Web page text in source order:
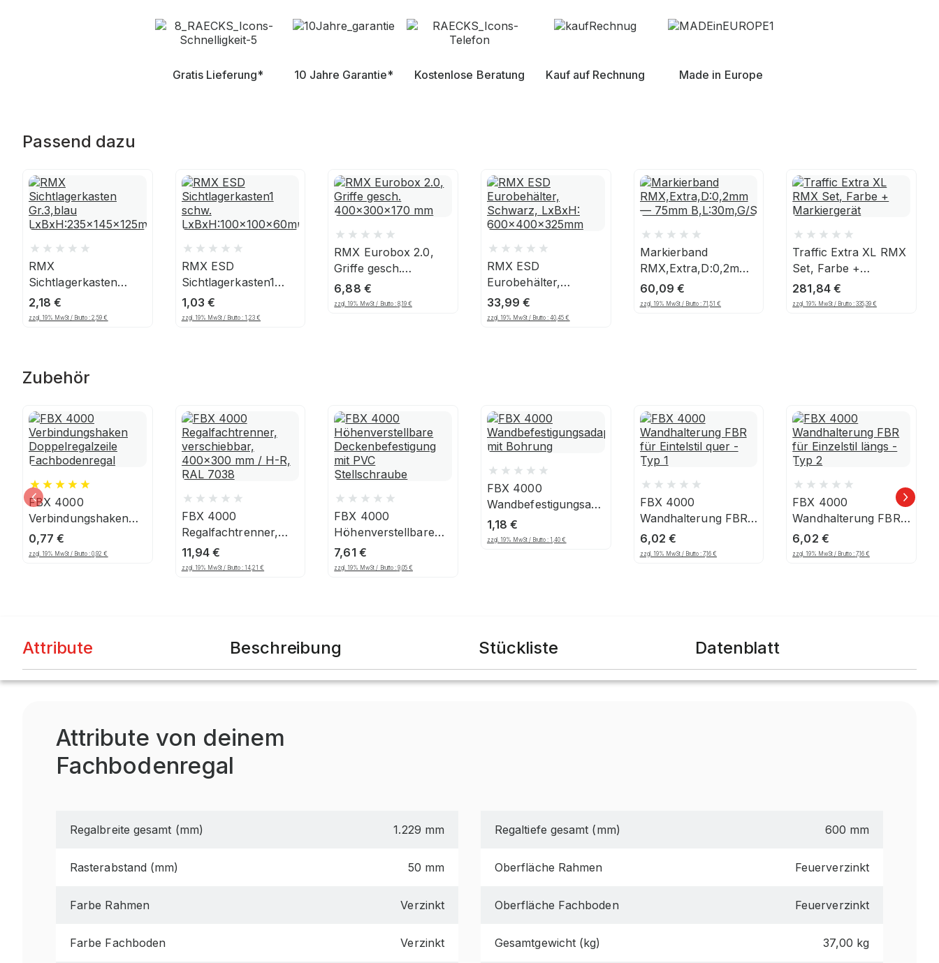
Gratis Lieferung* 10 Jahre Garantie* Kostenlose Beratung Kauf auf Rechnung Made in Europe
Passend dazu
RMX
Sichtlagerkasten
Gr.3,blau
LxBxH:235x145x125mm
2,18€
zzgl. 19% MwSt / Brutto :2,59€
RMX ESD
Sichtlagerkasten1
schw.
LxBxH:100x100x60mm
1,03€
zzgl. 19% MwSt / Brutto : 1,23€
RMX Eurobox 2.0,
Griffe gesch.
400x300x170 mm
6,88 €
zzgl. 19% MwSt / Brutto : 8,19 €
RMX ESD
Eurobehälter,
Schwarz, LxBxH:
600x400x325mm
33,99€
zzgl. 19% MwSt / Brutto :40,45€
Markierband
RMX,Extra,D:0,2mm
— 75mm
B,L:30m,G/S
60,09€
zzgl. 19% MwSt / Brutto : 71,51€
Traffic Extra XL RMX
Set, Farbe +
Markiergerät
281,84 €
zzgl. 19% MwSt / Brutto : 335,39 €
Zubehör
FBX 4000
Verbindungshaken
Doppelregalzeile
Fachbodenregal
0,77€
zzgl. 19% MwSt / Brutto :0,92€
FBX 4000
Regalfachtrenner,
verschiebbar,
400x300 mm / H-R,
11,94€
zzgl. 19% MwSt / Brutto : 14,21€
FBX 4000
Höhenverstellbare
Deckenbefestigung
mit PVC
7,61 €
zzgl. 19% MwSt / Brutto : 9,05 €
FBX 4000
Wandbefestigungsadapter,
mit Bohrung
1,18€
zzgl. 19% MwSt / Brutto :1,40€
FBX 4000
Wandhalterung FBR
für Eintelstil quer -
Typ 1
6,02€
zzgl. 19% MwSt / Brutto : 7,16 €
FBX 4000
Wandhalterung FBR
für Einzelstil längs -
Typ 2
6,02 €
zzgl. 19% MwSt / Brutto : 7,16 €
Attribute Beschreibung Stückliste Datenblatt
Attribute von deinem
Fachbodenregal
Regalbreite gesamt (mm) 1.229 mm Regaltiefe gesamt (mm) 600 mm
Rasterabstand (mm) 50 mm Oberfläche Rahmen Feuerverzinkt
Farbe Rahmen Verzinkt Oberfläche Fachboden Feuerverzinkt
Farbe Fachboden Verzinkt Gesamtgewicht (kg) 37,00 kg